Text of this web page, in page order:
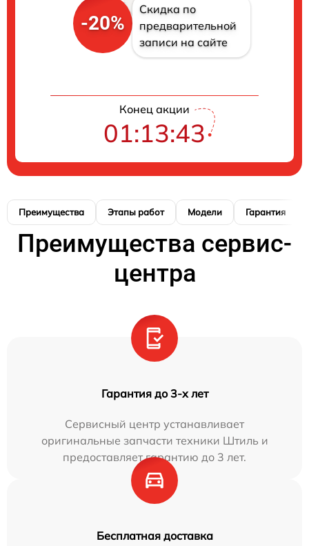
-20%
Скидка по
предварительной
записи на сайте
Конец акции
01:13:42
Преимущества Этапы работ Модели Гарантия
Преимущества сервис-
центра
Гарантия до 3-х лет
Сервисный центр устанавливает
оригинальные запчасти техники Штиль и
предоставляет гарантию до 3 лет.
Бесплатная доставка